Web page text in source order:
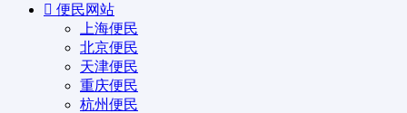
便民网站
上海便民
北京便民
天津便民
重庆便民
杭州便民